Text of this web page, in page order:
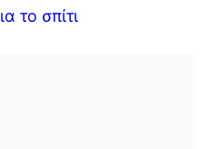
το σπίτι